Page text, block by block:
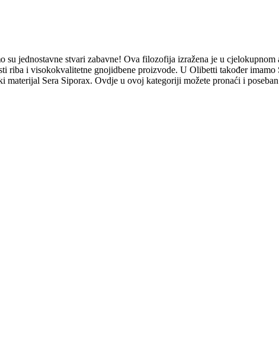
jednostavne stvari zabavne! Ova filozofija izražena je u
riba i visokokvalitetne gnojidbene proizvode. U Olibetti također
Sera Siporax. Ovdje u ovoj kategoriji možete pronaći i